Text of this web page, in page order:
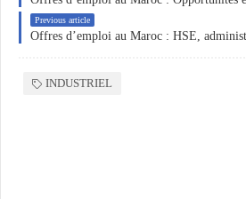
Previous article
INDUSTRIEL